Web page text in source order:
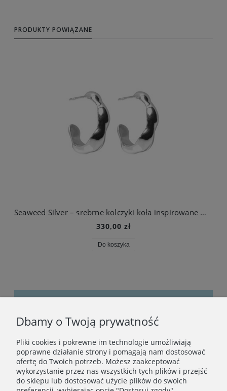
PRODUKTY POWIĄZANE
Seaweed Silver – srebrne kolczyki koła inspirowane morskimi wodorostami
330,00 zł
Do koszyka
Bądźmy w kontakcie
Podaj swój adres e-mail, jeżeli chcesz otrzymywać
informacje o nowościach i promocjach.
Dbamy o Twoją prywatność
Pliki cookies i pokrewne im technologie umożliwiają
poprawne działanie strony i pomagają nam dostosować
ofertę do Twoich potrzeb. Możesz zaakceptować
wykorzystanie przez nas wszystkich tych plików i przejść
do sklepu lub dostosować użycie plików do swoich